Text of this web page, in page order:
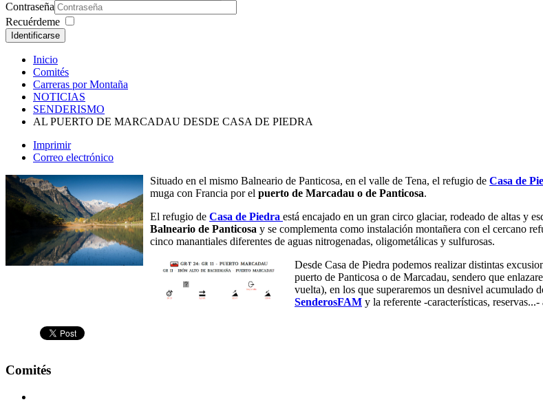
Contraseña
Recuérdeme
Identificarse
Inicio
Comités
Carreras por Montaña
NOTICIAS
SENDERISMO
AL PUERTO DE MARCADAU DESDE CASA DE PIEDRA
Imprimir
Correo electrónico
Situado en el mismo Balneario de Panticosa, en el valle de Tena, el refugio de Casa de
muga con Francia por el puerto de Marcadau o de Panticosa.
El refugio de Casa de Piedra está encajado en un gran circo glaciar, rodeado de altas y
Balneario de Panticosa y se complementa como instalación montañera con el cercano
cinco manantiales diferentes de aguas nitrogenadas, oligometálicas y sulfurosas.
Desde Casa de Piedra podemos realizar distintas
puerto de Panticosa o de Marcadau, sendero que
vuelta), en los que superaremos un desnivel acumulado
SenderosFAM y la referente -características,
Comités